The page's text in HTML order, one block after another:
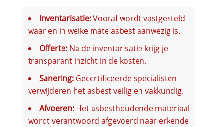
Inventarisatie:Vooraf wordt vastgesteld
waar en in welke mate asbest aanwezig is.
Offerte:Na de inventarisatie krijg je
transparant inzicht in de kosten.
Sanering:Gecertificeerde specialisten
verwijderen het asbest veilig en vakkundig.
Afvoeren:Het asbesthoudende materiaal
wordt verantwoord afgevoerd naar erkende